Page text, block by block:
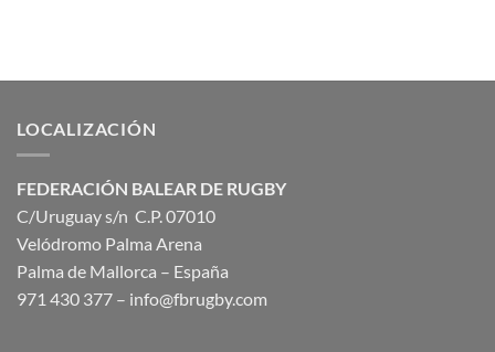
LOCALIZACIÓN
FEDERACIÓN BALEAR DE RUGBY
C/Uruguay s/n C.P. 07010
Velódromo Palma Arena
Palma de Mallorca – España
971 430 377 – info@fbrugby.com